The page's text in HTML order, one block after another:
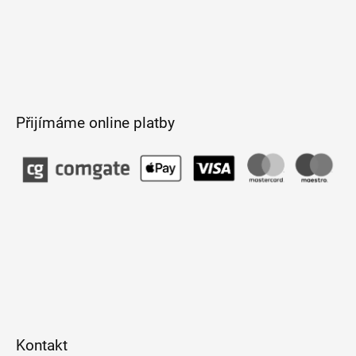
Přijímáme online platby
Kontakt